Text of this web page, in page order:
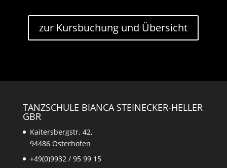
zur Kursbuchung und Übersicht
TANZSCHULE BIANCA STEINECKER-HELLER
GBR
Kaitersbergstr. 42,
94486 Osterhofen
+49(0)9932 / 95 99 15